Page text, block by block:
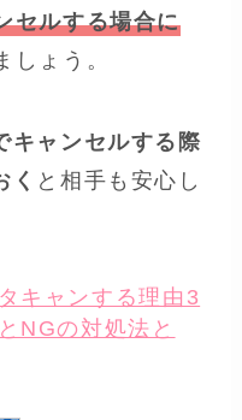
セルする場合に
しょう。
キャンセルする際
く と相手も安心し
キャンする理由3
NGの対処法と